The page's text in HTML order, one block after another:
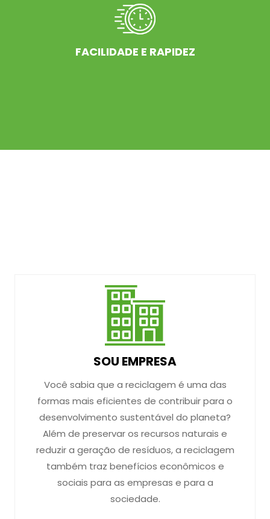
FACILIDADE E RAPIDEZ
SOU EMPRESA
Você sabia que a reciclagem é uma das
formas mais eficientes de contribuir para o
desenvolvimento sustentável do planeta?
Além de preservar os recursos naturais e
reduzir a geração de resíduos, a reciclagem
também traz benefícios econômicos e
sociais para as empresas e para a
sociedade.